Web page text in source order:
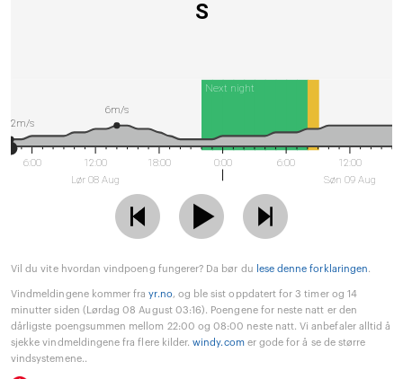
S
Next night
6:00
12:00
Lør 08 Aug
18:00 0:00 6:00
12:00
Søn 09 Aug
6m/s
2m/s
Vil du vite hvordan vindpoeng fungerer? Da bør du lese denne forklaringen.
Vindmeldingene kommer frayr.no, og ble sist oppdatert for 3 timer og 14
minutter siden (Lørdag 08 August 03:16). Poengene for neste natt er den
dårligste poengsummen mellom 22:00 og 08:00 neste natt. Vi anbefaler alltid å
sjekke vindmeldingene fra flere kilder.windy.comer gode for å se de større
vindsystemene..